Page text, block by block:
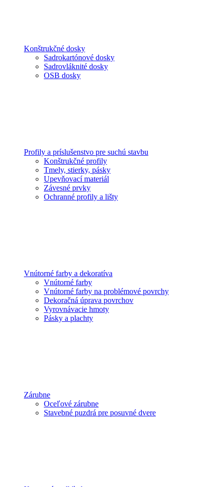
Konštrukčné dosky
Sadrokartónové dosky
Sadrovláknité dosky
OSB dosky
Profily a príslušenstvo pre suchú stavbu
Konštrukčné profily
Tmely, stierky, pásky
Upevňovací materiál
Závesné prvky
Ochranné profily a lišty
Vnútorné farby a dekoratíva
Vnútorné farby
Vnútorné farby na problémové povrchy
Dekoračná úprava povrchov
Vyrovnávacie hmoty
Pásky a plachty
Zárubne
Oceľové zárubne
Stavebné puzdrá pre posuvné dvere